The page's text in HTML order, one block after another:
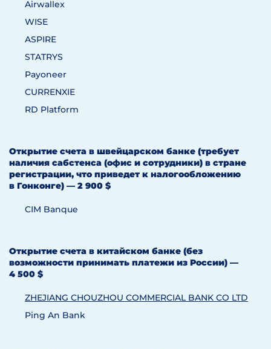
Airwallex
WISE
ASPIRE
STATRYS
Payoneer
CURRENXIE
RD Platform
Открытие счета в швейцарском банке (требует
наличия сабстенса (офис и сотрудники) в стране
регистрации, что приведет к налогообложению
в Гонконге) — 2 900 $
CIM Banque
Открытие счета в китайском банке (без
возможности принимать платежи из России) —
4 500 $
ZHEJIANG CHOUZHOU COMMERCIAL BANK CO LTD
Ping An Bank